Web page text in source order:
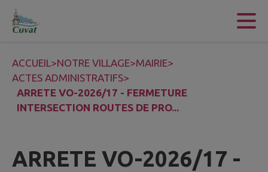
Contenu
ACCUEIL>NOTRE VILLAGE>MAIRIE>
ACTES ADMINISTRATIFS>
ARRETE VO-2026/17 - FERMETURE
INTERSECTION ROUTES DE PRO...
ARRETE VO-2026/17 -